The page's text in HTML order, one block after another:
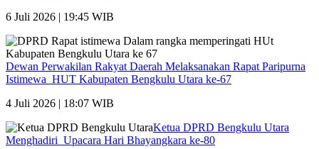
6 Juli 2026 | 19:45 WIB
Dewan Perwakilan Rakyat Daerah Melaksanakan Rapat Paripurna
Istimewa HUT Kabupaten Bengkulu Utara ke-67
4 Juli 2026 | 18:07 WIB
Ketua DPRD Bengkulu Utara
Menghadiri Upacara Hari Bhayangkara ke-80